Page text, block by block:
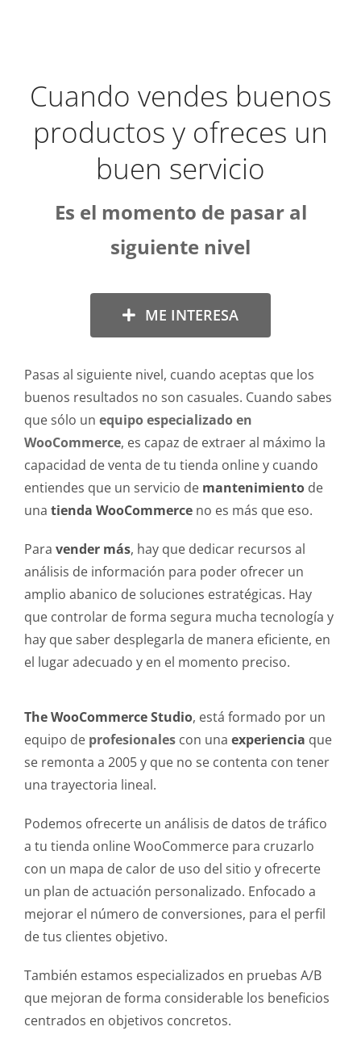
Cuando vendes buenos
productos y ofreces un
buen servicio
Es el momento de pasar al
siguiente nivel
ME INTERESA
Pasas al siguiente nivel, cuando aceptas que los
buenos resultados no son casuales. Cuando sabes
que sólo un equipo especializado en
WooCommerce, es capaz de extraer al máximo la
capacidad de venta de tu tienda online y cuando
entiendes que un servicio de mantenimientode
una tienda WooCommerceno es más que eso.
Para vender más, hay que dedicar recursos al
análisis de información para poder ofrecer un
amplio abanico de soluciones estratégicas. Hay
que controlar de forma segura mucha tecnología y
hay que saber desplegarla de manera eficiente, en
el lugar adecuado y en el momento preciso.
The WooCommerce Studio, está formado por un
equipo de profesionales con una experiencia que
se remonta a 2005 y que no se contenta con tener
una trayectoria lineal.
Podemos ofrecerte un análisis de datos de tráfico
a tu tienda online WooCommerce para cruzarlo
con un mapa de calor de uso del sitio y ofrecerte
un plan de actuación personalizado. Enfocado a
mejorar el número de conversiones, para el perfil
de tus clientes objetivo.
También estamos especializados en pruebas A/B
que mejoran de forma considerable los beneficios
centrados en objetivos concretos.